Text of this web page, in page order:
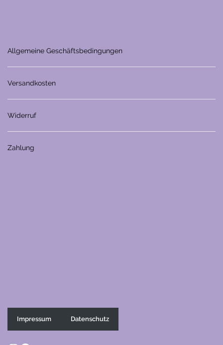
Allgemeine Geschäftsbedingungen
Versandkosten
Widerruf
Zahlung
Impressum Datenschutz